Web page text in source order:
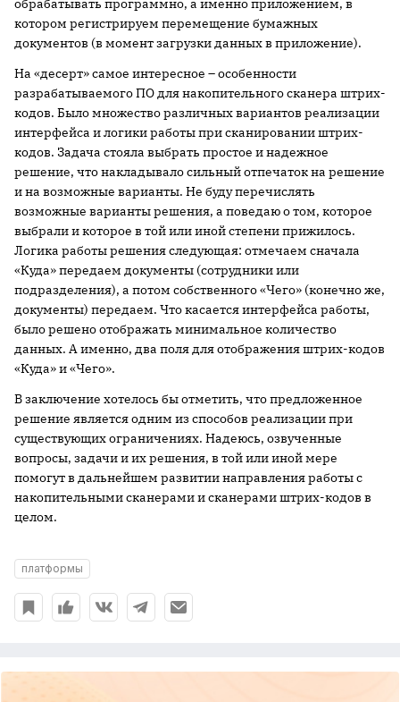
обрабатывать программно, а именно приложением, в
котором регистрируем перемещение бумажных
документов (в момент загрузки данных в приложение).
На «десерт» самое интересное – особенности
разрабатываемого ПО для накопительного сканера штрих-
кодов. Было множество различных вариантов реализации
интерфейса и логики работы при сканировании штрих-
кодов. Задача стояла выбрать простое и надежное
решение, что накладывало сильный отпечаток на решение
и на возможные варианты. Не буду перечислять
возможные варианты решения, а поведаю о том, которое
выбрали и которое в той или иной степени прижилось.
Логика работы решения следующая: отмечаем сначала
«Куда» передаем документы (сотрудники или
подразделения), а потом собственного «Чего» (конечно же,
документы) передаем. Что касается интерфейса работы,
было решено отображать минимальное количество
данных. А именно, два поля для отображения штрих-кодов
«Куда» и «Чего».
В заключение хотелось бы отметить, что предложенное
решение является одним из способов реализации при
существующих ограничениях. Надеюсь, озвученные
вопросы, задачи и их решения, в той или иной мере
помогут в дальнейшем развитии направления работы с
накопительными сканерами и сканерами штрих-кодов в
целом.
платформы